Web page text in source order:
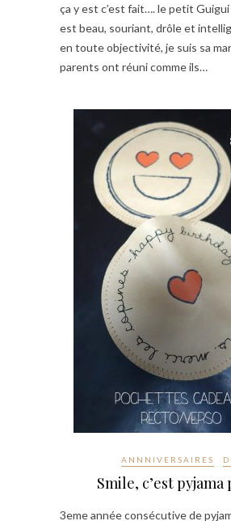
ça y est c’est fait…. le petit Guigui
est beau, souriant, drôle et
en toute objectivité, je suis sa
parents ont réuni comme ils…
ANNNIVERSAIRES
Smile, c’est pyjama
3eme année consécutive de